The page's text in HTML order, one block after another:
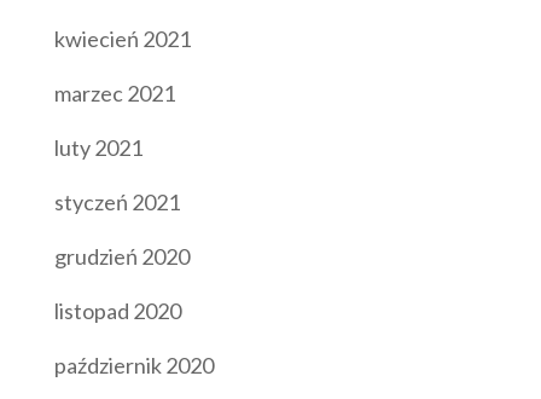
kwiecień 2021
marzec 2021
luty 2021
styczeń 2021
grudzień 2020
listopad 2020
październik 2020